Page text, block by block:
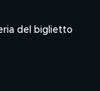
del biglietto